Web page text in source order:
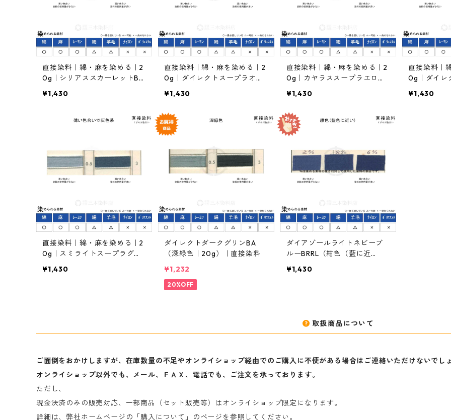
直接染料｜綿・麻を染める｜2
0g｜シリアススカーレットB1
¥1,430
直接染料｜綿・麻を染める｜2
0g｜ダイレクトスープラオレ
¥1,430
直接染料｜綿・麻を染める｜2
0g｜カヤラススープラエローR
¥1,430
直接染料｜
0g｜ダイレ
¥1,430
直接染料｜綿・麻を染める｜2
0g｜スミライトスープラグレ
¥1,430
ダイレクトダークグリンBA
（深緑色｜20g）｜直接染料
¥1,232
20%OFF
ダイアゾールライトネビーブ
ルーBRRL（紺色（藍に近
¥1,430
取扱商品について
ご面倒をおかけしますが、在庫数量の不足やオンライショップ経由でのご購入に不便がある場合はご連絡いただけないでし
オンライショップ以外でも、メール、ＦＡＸ、電話でも、ご注文を承っております。
ただし、
現金決済のみの販売対応、一部商品（セット販売等）はオンライショップ限定になります。
詳細は、弊社ホームページの 「購入について」
のページを参照してください。